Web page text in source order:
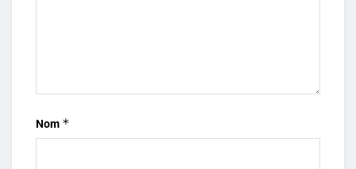
Nom *